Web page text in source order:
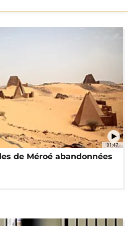
01:47
de Méroé abandonnées